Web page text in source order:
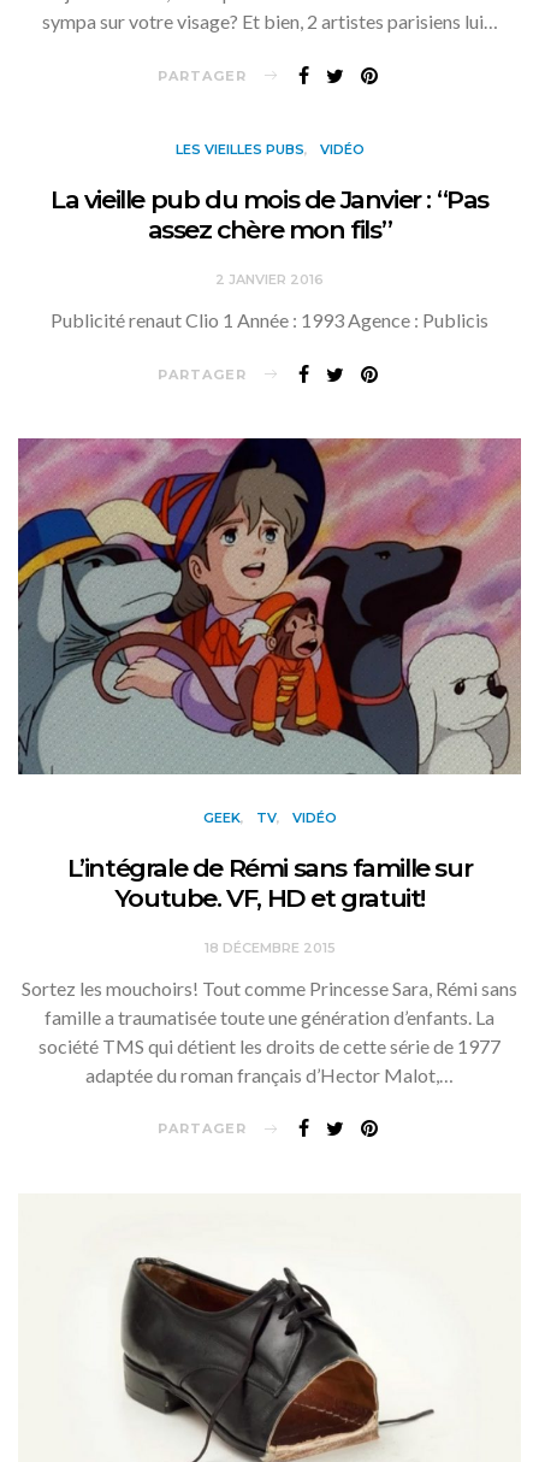
sympa sur votre visage? Et bien, 2 artistes parisiens lui…
PARTAGER
LES VIEILLES PUBS VIDÉO
La vieille pub du mois de Janvier : “Pas
assez chère mon fils”
2 JANVIER 2016
Publicité renaut Clio 1 Année : 1993 Agence : Publicis
PARTAGER
GEEK TV VIDÉO
L’intégrale de Rémi sans famille sur
Youtube. VF, HD et gratuit!
18 DÉCEMBRE 2015
Sortez les mouchoirs! Tout comme Princesse Sara, Rémi sans
famille a traumatisée toute une génération d’enfants. La
société TMS qui détient les droits de cette série de 1977
adaptée du roman français d’Hector Malot,…
PARTAGER